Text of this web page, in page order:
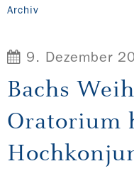
Archiv
9. Dezember
Bachs
Oratorium